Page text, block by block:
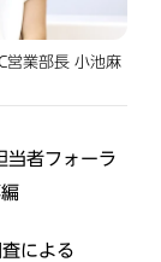
営業部長 小池麻
当者フォーラ
による